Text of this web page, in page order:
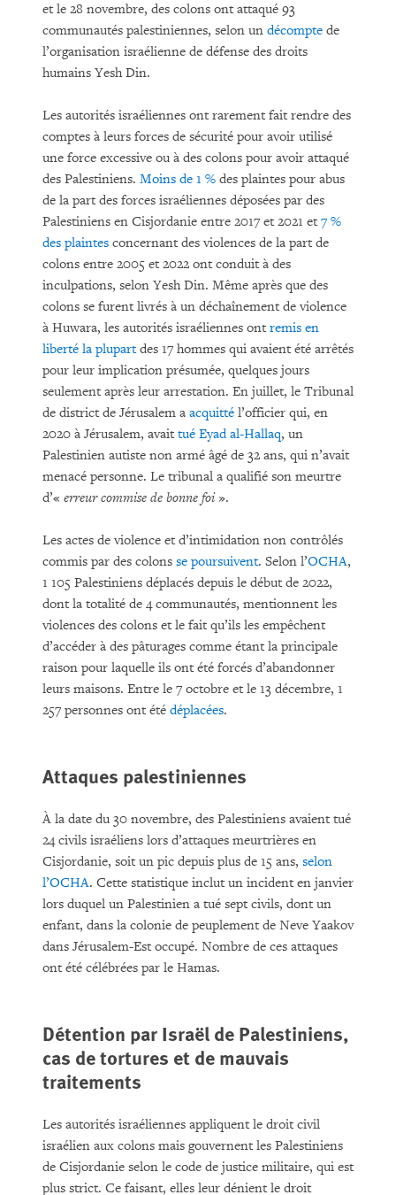
et le 28 novembre, des colons ont attaqué 93
communautés palestiniennes, selon un décompte de
l’organisation israélienne de défense des droits
humains Yesh Din.
Les autorités israéliennes ont rarement fait rendre des
comptes à leurs forces de sécurité pour avoir utilisé
une force excessive ou à des colons pour avoir attaqué
des Palestiniens. Moins de 1 % des plaintes pour abus
de la part des forces israéliennes déposées par des
Palestiniens en Cisjordanie entre 2017 et 2021 et 7 %
des plaintes concernant des violences de la part de
colons entre 2005 et 2022 ont conduit à des
inculpations, selon Yesh Din. Même après que des
colons se furent livrés à un déchaînement de violence
à Huwara, les autorités israéliennes ont remis en
liberté la plupartdes 17 hommes qui avaient été arrêtés
pour leur implication présumée, quelques jours
seulement après leur arrestation. En juillet, le Tribunal
de district de Jérusalem a acquitté l’officier qui, en
2020 à Jérusalem, avait tué Eyad al-Hallaq, un
Palestinien autiste non armé âgé de 32 ans, qui n’avait
menacé personne. Le tribunal a qualifié son meurtre
d’« erreur commise de bonne foi».
Les actes de violence et d’intimidation non contrôlés
commis par des colons se poursuivent. Selon l’OCHA,
1 105 Palestiniens déplacés depuis le début de 2022,
dont la totalité de 4 communautés, mentionnent les
violences des colons et le fait qu’ils les empêchent
d’accéder à des pâturages comme étant la principale
raison pour laquelle ils ont été forcés d’abandonner
leurs maisons. Entre le 7 octobre et le 13 décembre, 1
257 personnes ont été déplacées.
Attaques palestiniennes
À la date du 30 novembre, des Palestiniens avaient tué
24 civils israéliens lors d’attaques meurtrières en
Cisjordanie, soit un pic depuis plus de 15 ans, selon
l’OCHA. Cette statistique inclut un incident en janvier
lors duquel un Palestinien a tué sept civils, dont un
enfant, dans la colonie de peuplement de Neve Yaakov
dans Jérusalem-Est occupé. Nombre de ces attaques
ont été célébrées par le Hamas.
Détention par Israël de Palestiniens,
cas de tortures et de mauvais
traitements
Les autorités israéliennes appliquent le droit civil
israélien aux colons mais gouvernent les Palestiniens
de Cisjordanie selon le code de justice militaire, qui est
plus strict. Ce faisant, elles leur dénient le droit